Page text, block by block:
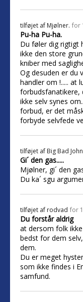
tilføjet af Mjølner. for
Pu-ha Pu-ha.
Du føler dig rigtigt
ikke den store
kniber med
Og desuden er du
handler om !..... at
ikke selv synes
forbud, er det
forbyde selvfede
tilføjet af Big Bad John
Gi´ den gas.....
Mjølner, gi´ den
Du ka´ sgu
tilføjet af rodvad for
Du forstår aldrig
at dersom folk
bedst for dem
dem.
Du er meget
som ikke findes i
samfund.